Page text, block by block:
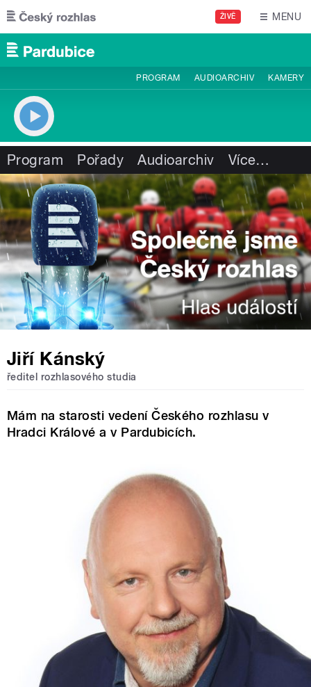
Přejít k hlavnímu obsahu
ŽIVĚ MENU
PROGRAM AUDIOARCHIV KAMERY
Program Pořady Audioarchiv Více…
Jiří Kánský
ředitel rozhlasového studia
Mám na starosti vedení Českého rozhlasu v
Hradci Králové a v Pardubicích.